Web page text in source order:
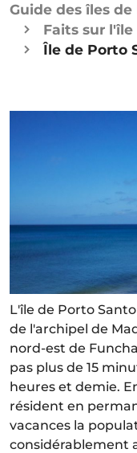
Guide des îles de
Faits sur
Île de Porto
L'île de Porto
de l'archipel de
nord-est de
pas plus de 15
heures et demie.
résident en
vacances la
considérablement